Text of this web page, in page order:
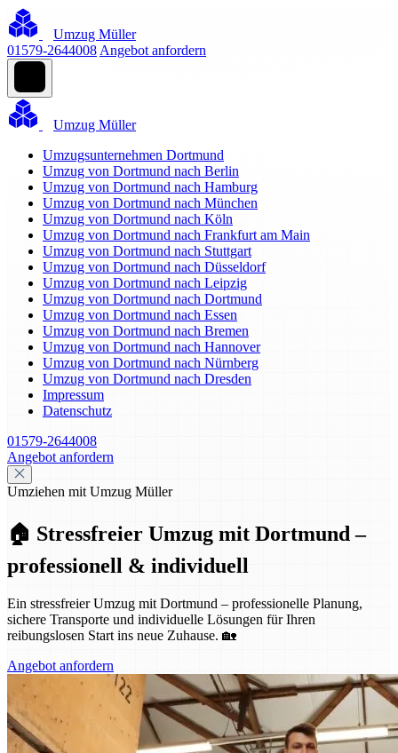
Umzug Müller
01579-2644008 Angebot anfordern
Umzug Müller
Umzugsunternehmen Dortmund
Umzug von Dortmund nach Berlin
Umzug von Dortmund nach Hamburg
Umzug von Dortmund nach München
Umzug von Dortmund nach Köln
Umzug von Dortmund nach Frankfurt am Main
Umzug von Dortmund nach Stuttgart
Umzug von Dortmund nach Düsseldorf
Umzug von Dortmund nach Leipzig
Umzug von Dortmund nach Dortmund
Umzug von Dortmund nach Essen
Umzug von Dortmund nach Bremen
Umzug von Dortmund nach Hannover
Umzug von Dortmund nach Nürnberg
Umzug von Dortmund nach Dresden
Impressum
Datenschutz
01579-2644008
Angebot anfordern
Umziehen mit Umzug Müller
🏠 Stressfreier Umzug mit Dortmund –
professionell & individuell
Ein stressfreier Umzug mit Dortmund – professionelle Planung,
sichere Transporte und individuelle Lösungen für Ihren
reibungslosen Start ins neue Zuhause. 🏡
Angebot anfordern